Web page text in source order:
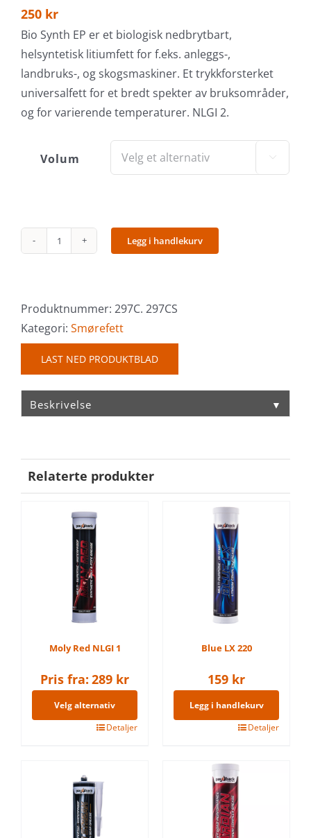
250 kr
Bio Synth EP er et biologisk nedbrytbart,
helsyntetisk litiumfett for f.eks. anleggs-,
landbruks-, og skogsmaskiner. Et trykkforsterket
universalfett for et bredt spekter av bruksområder,
og for varierende temperaturer. NLGI 2.
Volum 
Bio
antall
Legg i handlekurv
Produktnummer: 297C. 297CS
Kategori: Smørefett
LAST NED PRODUKTBLAD
Beskrivelse ▼
Relaterte produkter
Moly Red NLGI 1
Pris fra: 289 kr
Velg alternativ
Dette
flere
varianter.
Alternativene
Detaljer
Blue LX 220
159 kr
Legg i handlekurv
Detaljer